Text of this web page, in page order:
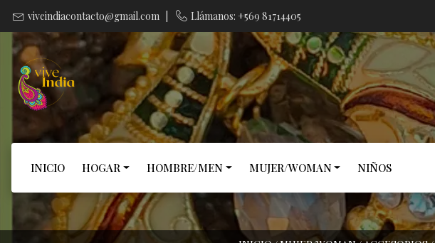
viveindiacontacto@gmail.com Llámanos: +569 81714405
INICIO HOGAR HOMBRE/MEN MUJER/WOMAN NIÑOS